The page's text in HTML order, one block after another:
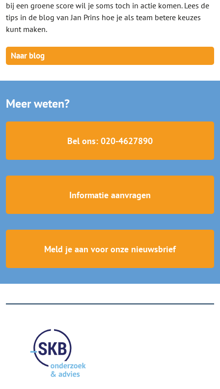
bij een groene score wil je soms toch in actie komen. Lees de
tips in de blog van Jan Prins hoe je als team betere keuzes
kunt maken.
Naar blog
Meer weten?
Bel ons: 020-4627890
Informatie aanvragen
Meld je aan voor onze nieuwsbrief